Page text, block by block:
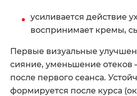
усиливается действие
воспринимает кремы,
Первые визуальные
сияние, уменьшение
после первого сеанса.
формируется после курса